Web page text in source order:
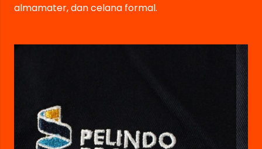
almamater, dan celana formal.